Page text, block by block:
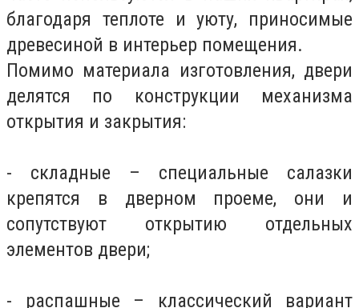
благодаря теплоте и уюту, приносимые
древесиной в интерьер помещения.
Помимо материала изготовления, двери
делятся по конструкции механизма
открытия и закрытия:
- складные – специальные салазки
крепятся в дверном проеме, они и
сопутствуют открытию отдельных
элементов двери;
- распашные – классический вариант